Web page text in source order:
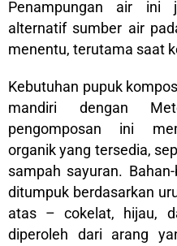
Penampungan air ini
alternatif sumber air
menentu, terutama saat
Kebutuhan pupuk
mandiri dengan
pengomposan ini
organik yang tersedia,
sampah sayuran.
ditumpuk berdasarkan
atas – cokelat, hijau,
diperoleh dari arang